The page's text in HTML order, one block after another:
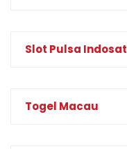
Slot Pulsa Indosat
Togel Macau